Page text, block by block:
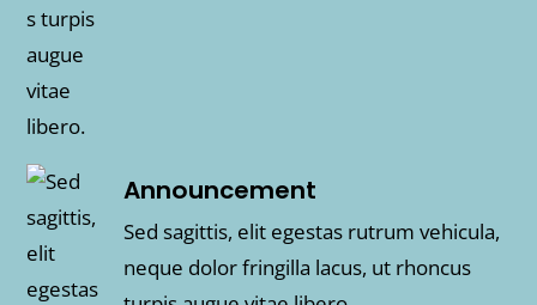
Announcement
Sed sagittis, elit egestas rutrum vehicula,
neque dolor fringilla lacus, ut rhoncus